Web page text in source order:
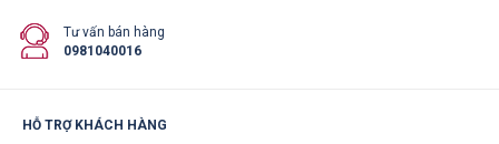
Tư vấn bán hàng
0981040016
HỖ TRỢ KHÁCH HÀNG